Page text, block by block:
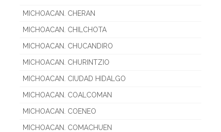
MICHOACAN. CHERAN
MICHOACAN. CHILCHOTA
MICHOACAN. CHUCANDIRO
MICHOACAN. CHURINTZIO
MICHOACAN. CIUDAD HIDALGO
MICHOACAN. COALCOMAN
MICHOACAN. COENEO
MICHOACAN. COMACHUEN